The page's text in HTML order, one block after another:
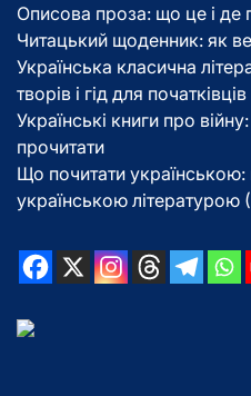
Описова проза: що це і де
Читацький щоденник: як
Українська класична
творів і гід для початківців
Українські книги про
прочитати
Що почитати українською:
українською літературою